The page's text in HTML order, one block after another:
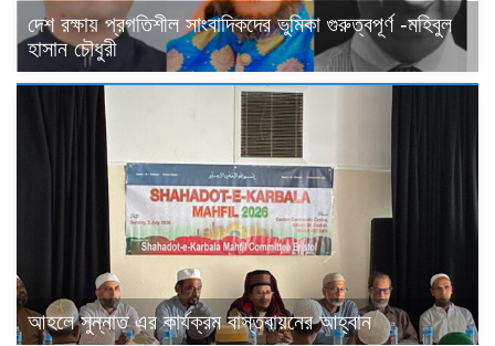
দেশ রক্ষায় প্রগতিশীল সাংবাদিকদের ভুমিকা গুরুত্বপূর্ণ -মহিবুল
হাসান চৌধুরী
আহলে সুন্নাত এর কার্যক্রম বাস্তবায়নের আহ্বান